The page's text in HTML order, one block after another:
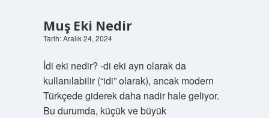
Muş Eki Nedir
Tarih: Aralık 24, 2024
İdi eki nedir? -di eki ayrı olarak da
kullanılabilir (“idi” olarak), ancak modern
Türkçede giderek daha nadir hale geliyor.
Bu durumda, küçük ve büyük